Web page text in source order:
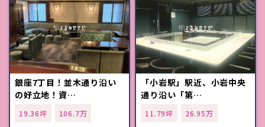
銀座7丁目！並木通り沿い
の好立地！資…
19.36坪
106.7万
「小岩駅」駅近、小岩中央
通り沿い「第…
11.79坪
26.95万